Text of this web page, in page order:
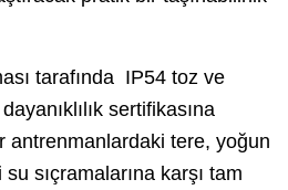
tarafında IP54 toz ve
sertifikasına
antrenmanlardaki tere, yoğun
sıçramalarına karşı tam